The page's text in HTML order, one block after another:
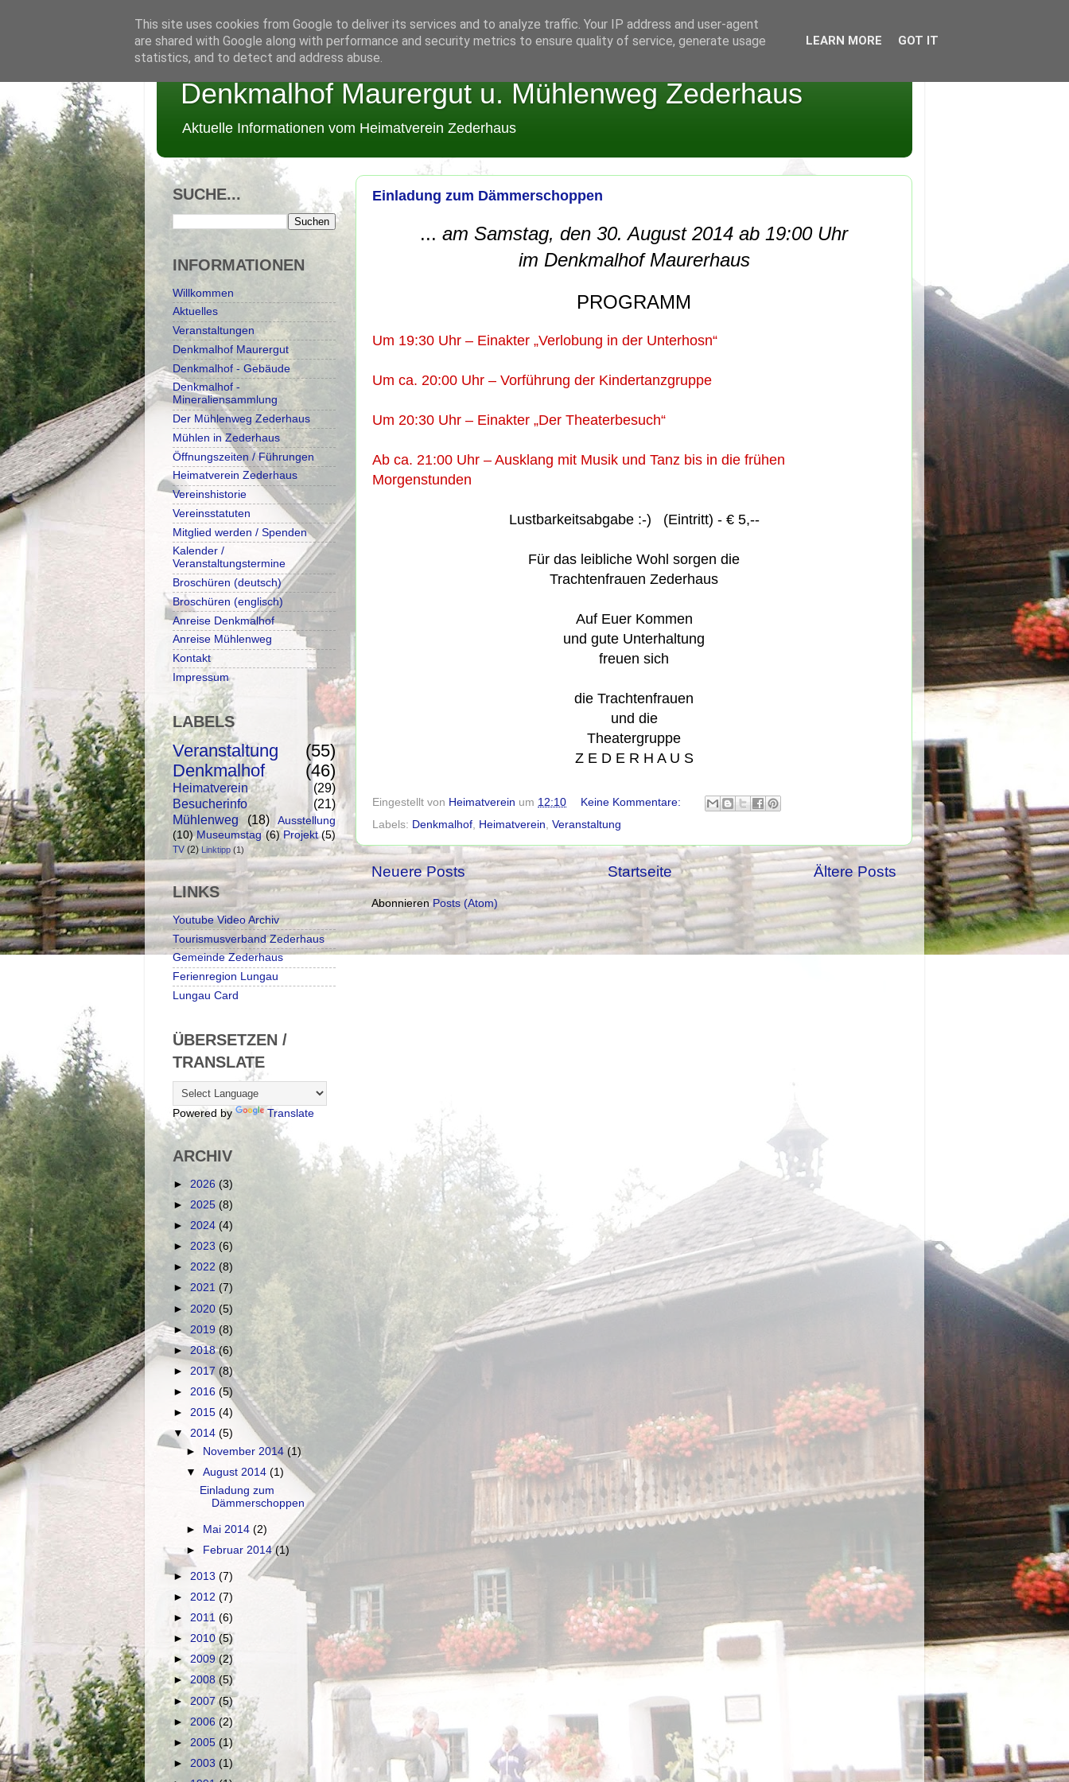
Denkmalhof Maurergut u. Mühlenweg Zederhaus
Aktuelle Informationen vom Heimatverein Zederhaus
Einladung zum Dämmerschoppen
... am Samstag, den 30. August 2014 ab 19:00 Uhr
im Denkmalhof Maurerhaus
PROGRAMM
Um 19:30 Uhr – Einakter „Verlobung in der Unterhosn“
Um ca. 20:00 Uhr – Vorführung der Kindertanzgruppe
Um 20:30 Uhr – Einakter „Der Theaterbesuch“
Ab ca. 21:00 Uhr – Ausklang mit Musik und Tanz bis in die frühen
Morgenstunden
Lustbarkeitsabgabe :-) (Eintritt) - € 5,--
Für das leibliche Wohl sorgen die
Trachtenfrauen Zederhaus
Auf Euer Kommen
und gute Unterhaltung
freuen sich
die Trachtenfrauen
und die
Theatergruppe
Z E D E R H A U S
Eingestellt von Heimatverein um 12:10
Keine Kommentare:
Labels: Denkmalhof Heimatverein Veranstaltung
Neuere Posts Ältere Posts
Startseite
Abonnieren Posts (Atom)
SUCHE...
INFORMATIONEN
Willkommen
Aktuelles
Veranstaltungen
Denkmalhof Maurergut
Denkmalhof - Gebäude
Denkmalhof -
Mineraliensammlung
Der Mühlenweg Zederhaus
Mühlen in Zederhaus
Öffnungszeiten / Führungen
Heimatverein Zederhaus
Vereinshistorie
Vereinsstatuten
Mitglied werden / Spenden
Kalender /
Veranstaltungstermine
Broschüren (deutsch)
Broschüren (englisch)
Anreise Denkmalhof
Anreise Mühlenweg
Kontakt
Impressum
LABELS
Veranstaltung
(55)
Denkmalhof
(46)
Heimatverein
(29)
Besucherinfo
(21)
Mühlenweg
(18)
Ausstellung
(10) Museumstag (6) Projekt (5)
TV (2) Linktipp (1)
LINKS
Youtube Video Archiv
Tourismusverband Zederhaus
Gemeinde Zederhaus
Ferienregion Lungau
Lungau Card
ÜBERSETZEN /
TRANSLATE
Powered by Translate
ARCHIV
► 2026 (3)
► 2025 (8)
► 2024 (4)
► 2023 (6)
► 2022 (8)
► 2021 (7)
► 2020 (5)
► 2019 (8)
►2018(6)
► 2017 (8)
► 2016 (5)
► 2015 (4)
▼ 2014 (5)
►
November 2014 (1)
▼August 2014(1)
Einladung zum
Dämmerschoppen
► Mai 2014(2)
►
Februar 2014(1)
► 2013 (7)
► 2012 (7)
► 2011 (6)
► 2010 (5)
► 2009(2)
►2008(5)
► 2007(5)
►2006(2)
► 2005(1)
► 2003 (1)
This site uses cookies from Google to deliver its services and to analyze traffic. Your IP address and user-agent
are shared with Google along with performance and security metrics to ensure quality of service, generate usage
statistics, and to detect and address abuse.
LEARN MORE GOT IT